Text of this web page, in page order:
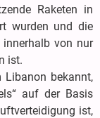
Raketen in
wurden und die
von nur
ist.
bekannt,
auf der Basis
ist,